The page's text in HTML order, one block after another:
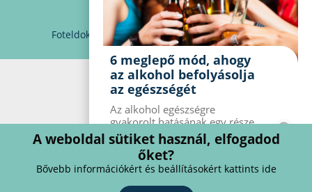
KAPCSOLAT
Foteldoki info@foteldoki.hu Süti beállítások
6 meglepő mód, ahogy
az alkohol befolyásolja
az egészségét
Az alkohol egészségre
gyakorolt ​​hatásának egy része
jól ismert, mások azonban
meglepők lehetnek. Van hat
kevésbé ismert hatás, amelyet
az alkohol gyakorol a
szervezetre.
A weboldal sütiket használ, elfogadod
őket?
Bővebb információkért és beállításokért kattints ide